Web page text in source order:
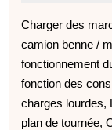
Charger des
camion benne /
fonctionnement
fonction des
charges lourdes,
plan de tournée,